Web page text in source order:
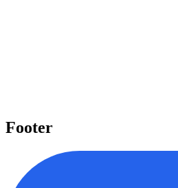
Footer